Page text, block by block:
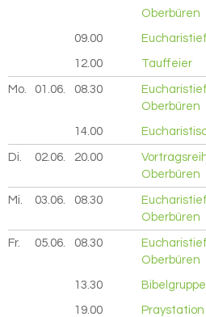
Oberbüren
09.00
12.00 Tauffeier
Mo. 01.06. 2026
08.30
Oberbüren
14.00
Di. 02.06. 2026
20.00
Oberbüren
Mi. 03.06. 2026
08.30
Oberbüren
Fr. 05.06. 2026
08.30
Oberbüren
13.30
19.00